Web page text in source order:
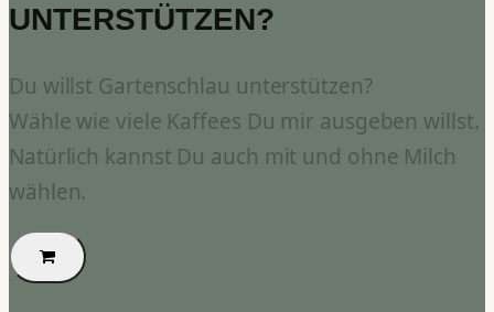
UNTERSTÜTZEN?
Du willst Gartenschlau unterstützen?
Wähle wie viele Kaffees Du mir ausgeben willst.
Natürlich kannst Du auch mit und ohne Milch
wählen.